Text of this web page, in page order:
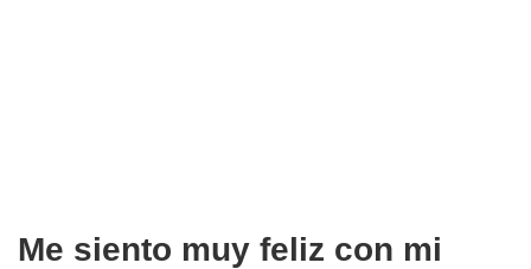
Me siento muy feliz con mi